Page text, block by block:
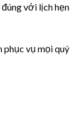
đúng với lịch hẹn
phục vụ mọi quý